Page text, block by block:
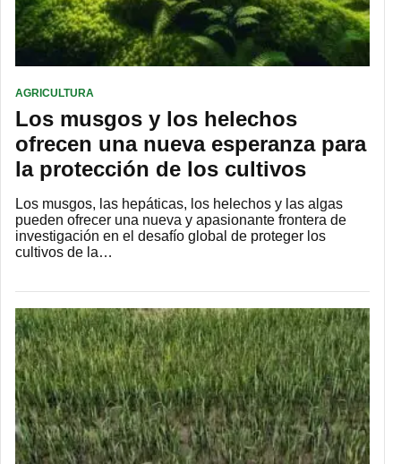
AGRICULTURA
Los musgos y los helechos
ofrecen una nueva esperanza para
la protección de los cultivos
Los musgos, las hepáticas, los helechos y las algas
pueden ofrecer una nueva y apasionante frontera de
investigación en el desafío global de proteger los
cultivos de la…